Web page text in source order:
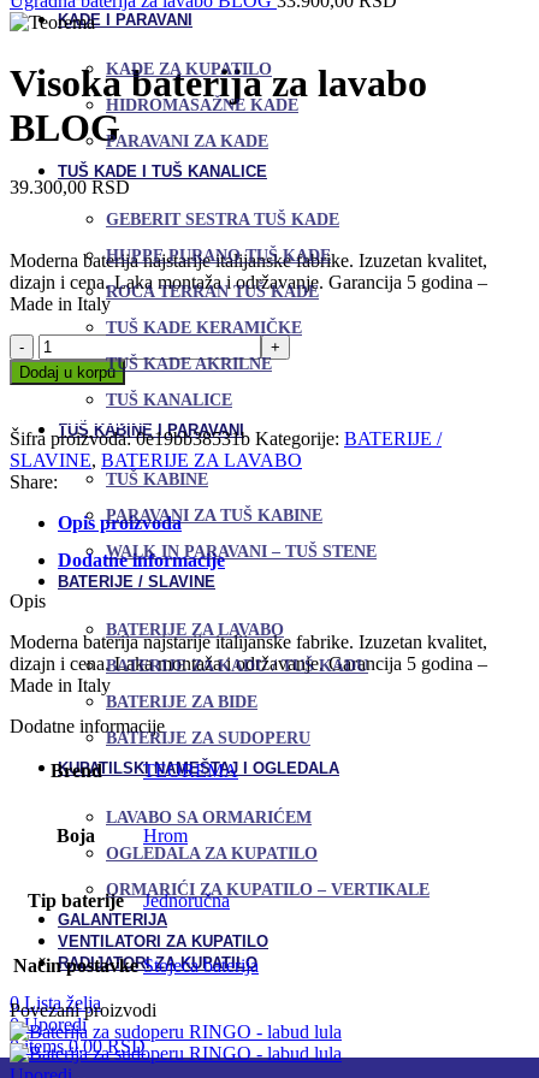
KADE I PARAVANI
KADE ZA KUPATILO
HIDROMASAŽNE KADE
PARAVANI ZA KADE
TUŠ KADE I TUŠ KANALICE
GEBERIT SESTRA TUŠ KADE
HUPPE PURANO TUŠ KADE
ROCA TERRAN TUŠ KADE
TUŠ KADE KERAMIČKE
TUŠ KADE AKRILNE
TUŠ KANALICE
TUŠ KABINE I PARAVANI
TUŠ KABINE
PARAVANI ZA TUŠ KABINE
WALK IN PARAVANI – TUŠ STENE
BATERIJE / SLAVINE
BATERIJE ZA LAVABO
BATERIJE ZA KADU / TUŠ KADU
BATERIJE ZA BIDE
BATERIJE ZA SUDOPERU
KUPATILSKI NAMEŠTAJ I OGLEDALA
LAVABO SA ORMARIĆEM
OGLEDALA ZA KUPATILO
ORMARIĆI ZA KUPATILO – VERTIKALE
GALANTERIJA
VENTILATORI ZA KUPATILO
RADIJATORI ZA KUPATILO
0Lista želja
0 Uporedi
0items 0,00RSD
Visoka baterija za lavabo
BLOG
39.300,00 RSD
Moderna baterija najstarije italijanske fabrike. Izuzetan kvalitet,
dizajn i cena. Laka montaža i održavanje. Garancija 5 godina –
Made in Italy
Visoka
baterija
za
lavabo
BLOG
količina
Dodaj u korpu
Dodaj u omiljene
Šifra proizvoda:0e19bb38531b Kategorije: BATERIJE /
SLAVINE, BATERIJE ZA LAVABO
Share:
Opis proizvoda
Dodatne informacije
Opis
Moderna baterija najstarije italijanske fabrike. Izuzetan kvalitet,
dizajn i cena. Laka montaža i održavanje. Garancija 5 godina –
Made in Italy
Dodatne informacije
Brend TEOREMA
Boja Hrom
Tip baterije Jednoručna
Način postavke Stojeća baterija
Povezani proizvodi